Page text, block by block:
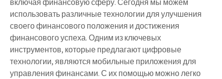
включая финансовую сферу. Сегодня мы можем
использовать различные технологии для улучшения
своего финансового положения и достижения
финансового успеха. Одним из ключевых
инструментов, которые предлагают цифровые
технологии, являются мобильные приложения для
управления финансами. С их помощью можно легко